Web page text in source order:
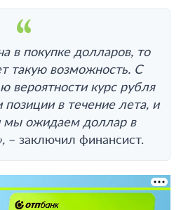
в покупке долларов, то
такую возможность. С
вероятности курс рубля
позиции в течение лета, и
мы ожидаем доллар в
– заключил финансист.